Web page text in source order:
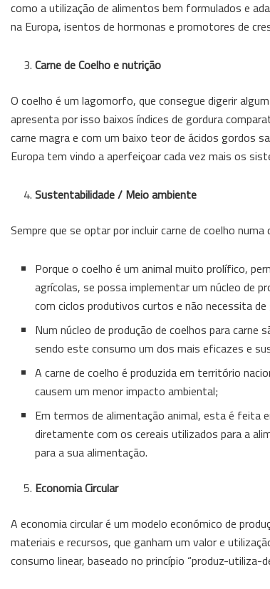
como a utilização de alimentos bem formulados e
na Europa, isentos de hormonas e promotores de
Carne de Coelho e nutrição
O coelho é um lagomorfo, que consegue digerir
apresenta por isso baixos índices de gordura
carne magra e com um baixo teor de ácidos gordos
Europa tem vindo a aperfeiçoar cada vez mais os
Sustentabilidade / Meio ambiente
Sempre que se optar por incluir carne de coelho
Porque o coelho é um animal muito prolífico,
agrícolas, se possa implementar um núcleo de
com ciclos produtivos curtos e não necessita de
Num núcleo de produção de coelhos para
sendo este consumo um dos mais eficazes e
A carne de coelho é produzida em território
causem um menor impacto ambiental;
Em termos de alimentação animal, esta é feita
diretamente com os cereais utilizados para a
para a sua alimentação.
Economia Circular
A economia circular é um modelo económico de
materiais e recursos, que ganham um valor e
consumo linear, baseado no princípio “produz-utiliza-